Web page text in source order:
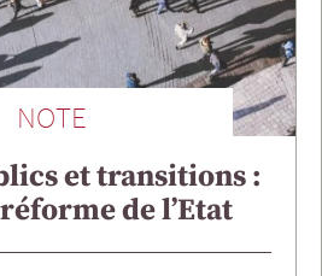
NOTE
et transitions :
de l’Etat